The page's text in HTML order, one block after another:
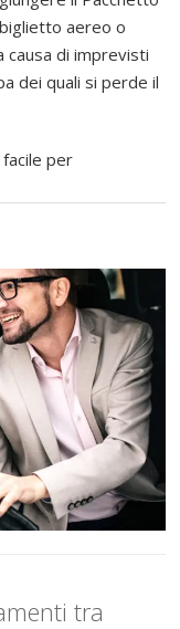
aereo o
causa di imprevisti
dei quali si perde il
per
tra